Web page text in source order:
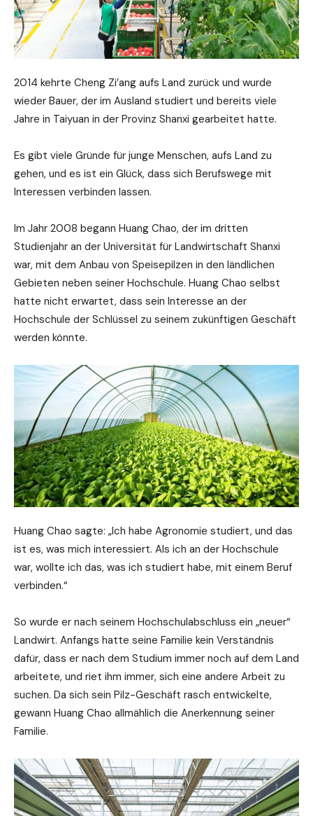
2014 kehrte Cheng Zi’ang aufs Land zurück und wurde
wieder Bauer, der im Ausland studiert und bereits viele
Jahre in Taiyuan in der Provinz Shanxi gearbeitet hatte.
Es gibt viele Gründe für junge Menschen, aufs Land zu
gehen, und es ist ein Glück, dass sich Berufswege mit
Interessen verbinden lassen.
Im Jahr 2008 begann Huang Chao, der im dritten
Studienjahr an der Universität für Landwirtschaft Shanxi
war, mit dem Anbau von Speisepilzen in den ländlichen
Gebieten neben seiner Hochschule. Huang Chao selbst
hatte nicht erwartet, dass sein Interesse an der
Hochschule der Schlüssel zu seinem zukünftigen Geschäft
werden könnte.
Huang Chao sagte: „Ich habe Agronomie studiert, und das
ist es, was mich interessiert. Als ich an der Hochschule
war, wollte ich das, was ich studiert habe, mit einem Beruf
verbinden.“
So wurde er nach seinem Hochschulabschluss ein „neuer“
Landwirt. Anfangs hatte seine Familie kein Verständnis
dafür, dass er nach dem Studium immer noch auf dem Land
arbeitete, und riet ihm immer, sich eine andere Arbeit zu
suchen. Da sich sein Pilz-Geschäft rasch entwickelte,
gewann Huang Chao allmählich die Anerkennung seiner
Familie.